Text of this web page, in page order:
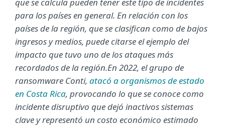
para los países en general. En relación con los
países de la región, que se clasifican como de bajos
ingresos y medios, puede citarse el ejemplo del
impacto que tuvo uno de los ataques más
recordados de la región.En 2022, el grupo de
ransomware Conti, atacó a organismos de estado
en Costa Rica, provocando lo que se conoce como
incidente disruptivo que dejó inactivos sistemas
clave y representó un costo económico estimado